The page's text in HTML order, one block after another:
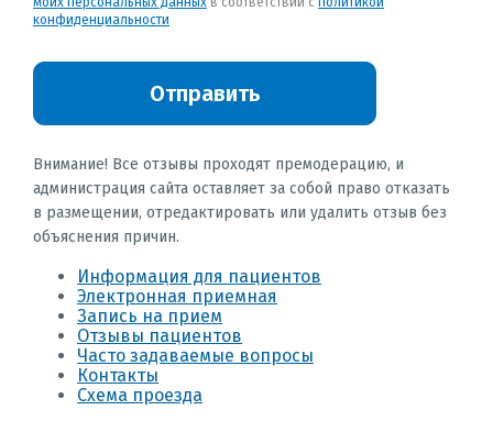
конфиденциальности
Отправить
Внимание! Все отзывы проходят премодерацию, и
администрация сайта оставляет за собой право отказать
в размещении, отредактировать или удалить отзыв без
объяснения причин.
Информация для пациентов
Электронная приемная
Запись на прием
Отзывы пациентов
Часто задаваемые вопросы
Контакты
Схема проезда